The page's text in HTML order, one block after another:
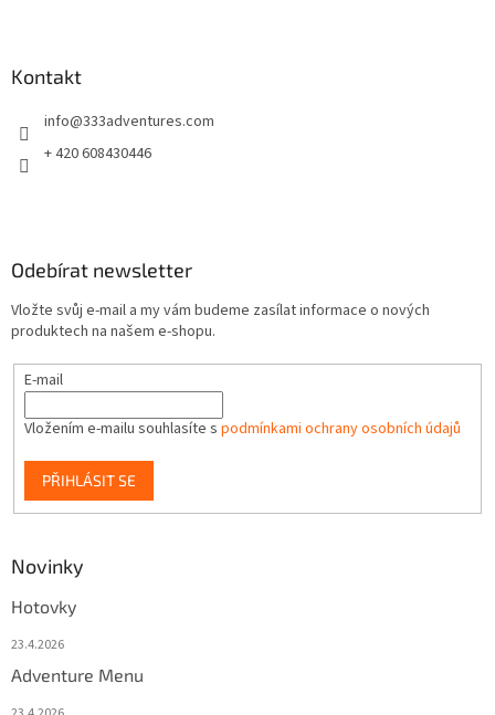
Kontakt
info@333adventures.com
+ 420 608430446
Odebírat newsletter
Vložte svůj e-mail a my vám budeme zasílat informace o nových
produktech na našem e-shopu.
E-mail
Vložením e-mailu souhlasíte s podmínkami ochrany osobních údajů
PŘIHLÁSIT SE
Novinky
Hotovky
23.4.2026
Adventure Menu